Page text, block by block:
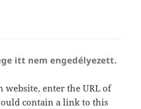
itt nem engedélyezett.
website, enter the URL of
contain a link to this